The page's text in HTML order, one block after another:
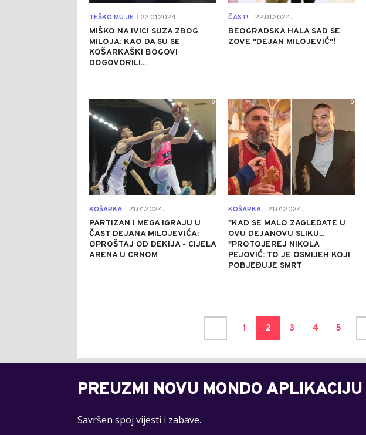
TEŠKO MU JE 22.01.2024.
MIŠKO NA IVICI SUZA ZBOG
MILOJA: KAO DA SU SE
KOŠARKAŠKI BOGOVI
DOGOVORILI...
ČAST! 22.01.2024.
BEOGRADSKA HALA SAD SE
ZOVE "DEJAN MILOJEVIĆ"!
KOŠARKA 21.01.2024.
PARTIZAN I MEGA IGRAJU U
ČAST DEJANA MILOJEVIĆA:
OPROŠTAJ OD DEKIJA - CIJELA
ARENA U CRNOM
0
KOŠARKA 21.01.2024.
"KAD SE MALO ZAGLEDATE U
OVU DEJANOVU SLIKU...
"PROTOJEREJ NIKOLA
PEJOVIĆ: TO JE OSMIJEH KOJI
POBJEĐUJE SMRT
0
1 2 3 4 5
PREUZMI NOVU MONDO APLIKACIJU
Savršen spoj vijesti i zabave.